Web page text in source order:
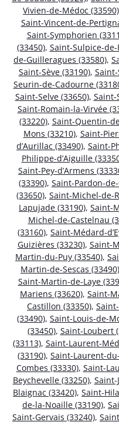
Vivien-de-Médoc (33590)
Saint-Vincent-de-
Saint-Symphorien
(33450), Saint-Sulpice-
de-Guilleragues (33580),
Saint-Sève (33190),
Seurin-de-Cadourne
Saint-Selve (33650), Saint-
Saint-Romain-la-Virvée
(33220), Saint-Quentin-
Mons (33210), Saint-
d’Aurillac (33490), Saint-
Philippe-d’Aiguille
Saint-Pey-d’Armens
(33390), Saint-Pardon-
(33650), Saint-Michel-de-
Lapujade (33190), Saint-
Michel-de-Castelnau
(33160), Saint-Médard-
Guizières (33230), Saint-
Martin-du-Puy (33540),
Martin-de-Sescas (33490)
Saint-Martin-de-Laye
Mariens (33620), Saint-
Castillon (33350),
(33490), Saint-Louis-de-
(33450), Saint-Loubert
(33113), Saint-Laurent-
(33190), Saint-Laurent-
Combes (33330), Saint-
Beychevelle (33250), Saint-
Blaignac (33420), Saint-
de-la-Noaille (33190),
Saint-Gervais (33240),